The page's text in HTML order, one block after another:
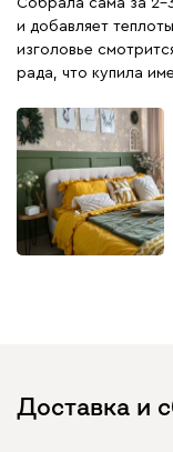
Собрала сама за 2-
и добавляет
изголовье
рада, что купила
Доставка и